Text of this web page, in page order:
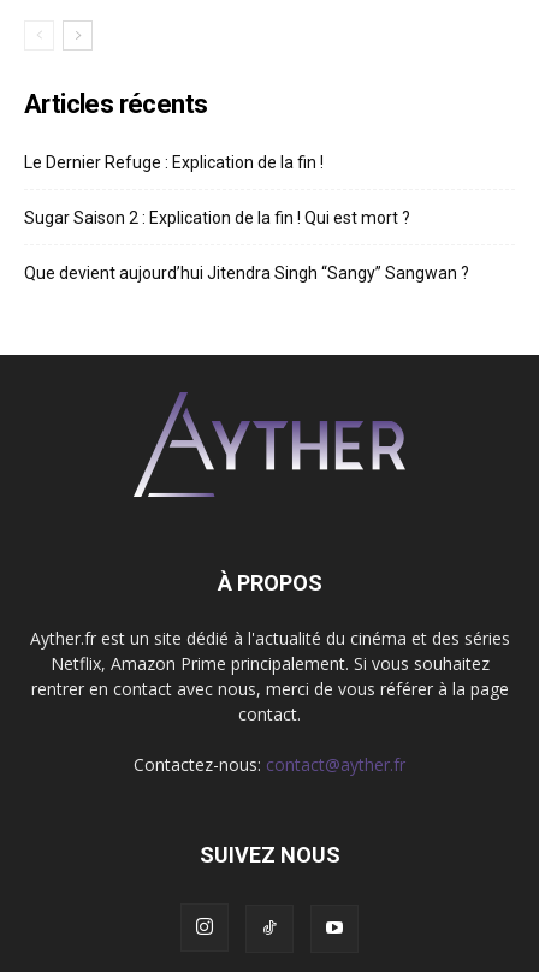
Articles récents
Le Dernier Refuge : Explication de la fin !
Sugar Saison 2 : Explication de la fin ! Qui est mort ?
Que devient aujourd’hui Jitendra Singh “Sangy” Sangwan ?
À PROPOS
Ayther.fr est un site dédié à l'actualité du cinéma et des séries
Netflix, Amazon Prime principalement. Si vous souhaitez
rentrer en contact avec nous, merci de vous référer à la page
contact.
Contactez-nous: contact@ayther.fr
SUIVEZ NOUS